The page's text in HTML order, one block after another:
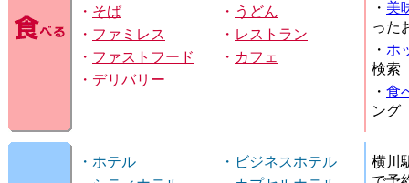
・ そば ・ うどん
・ ファミレス ・ レストラン
・ ファストフード ・ カフェ
・ デリバリー
・ 美
った
・ ホ
検索
・ 食
ング
・ ホテル ・ ビジネスホテル
横川